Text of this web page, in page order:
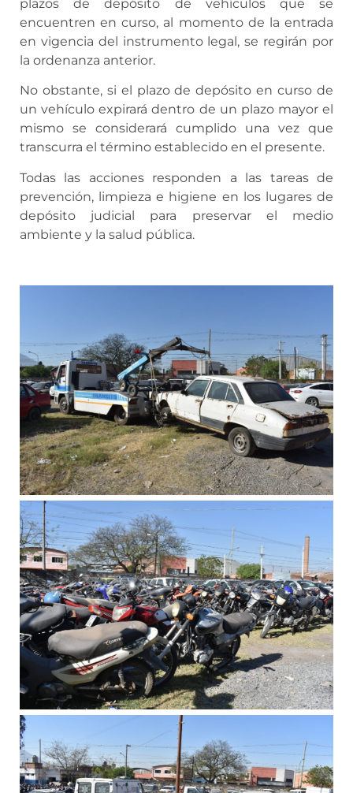
plazos de depósito de vehículos que se
encuentren en curso, al momento de la entrada
en vigencia del instrumento legal, se regirán por
la ordenanza anterior.
No obstante, si el plazo de depósito en curso de
un vehículo expirará dentro de un plazo mayor el
mismo se considerará cumplido una vez que
transcurra el término establecido en el presente.
Todas las acciones responden a las tareas de
prevención, limpieza e higiene en los lugares de
depósito judicial para preservar el medio
ambiente y la salud pública.